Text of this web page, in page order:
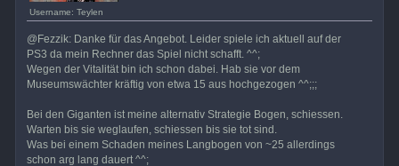
Username: Teylen
@Fezzik: Danke für das Angebot. Leider spiele ich aktuell auf der
PS3 da mein Rechner das Spiel nicht schafft. ^^;
Wegen der Vitalität bin ich schon dabei. Hab sie vor dem
Museumswächter kräftig von etwa 15 aus hochgezogen ^^;;;
Bei den Giganten ist meine alternativ Strategie Bogen, schiessen.
Warten bis sie weglaufen, schiessen bis sie tot sind.
Was bei einem Schaden meines Langbogen von ~25 allerdings
schon arg lang dauert ^^;